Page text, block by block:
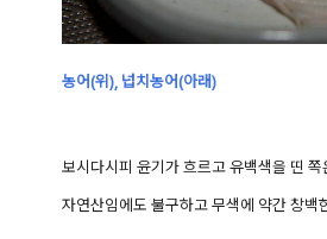
농어(위), 넙치농어(아래)
보시다시피 윤기가 흐르고 유백색을 띤
자연산임에도 불구하고 무색에 약간 창백